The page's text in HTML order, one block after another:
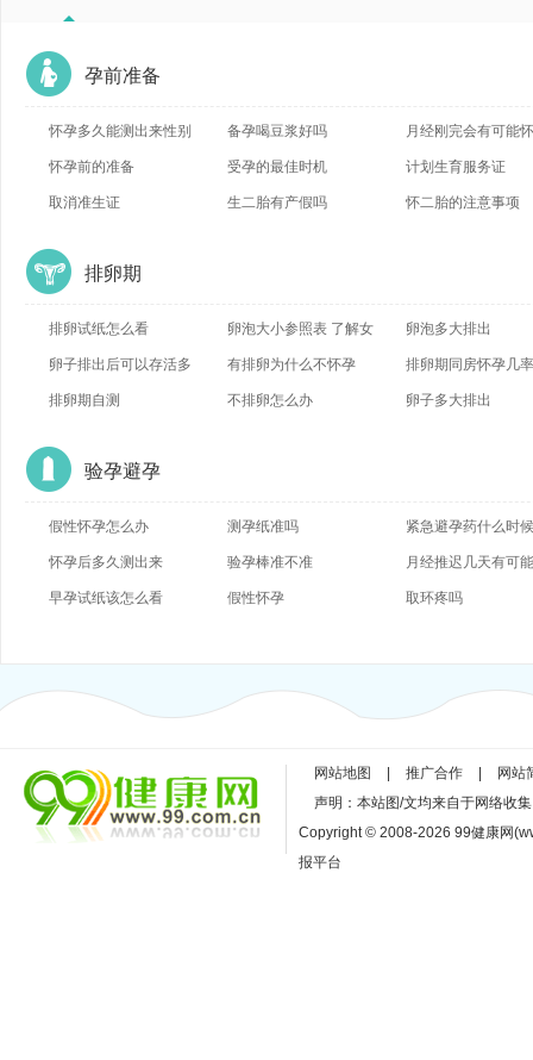
孕前准备
怀孕多久能测出来性别 备孕喝豆浆好吗 月经刚完会有可能
吗
怀孕前的准备 受孕的最佳时机 计划生育服务证
取消准生证 生二胎有产假吗 怀二胎的注意事项
排卵期
排卵试纸怎么看 卵泡大小参照表 了解女
性
卵泡多大排出
卵子排出后可以存活多
久
有排卵为什么不怀孕 排卵期同房怀孕几率
排卵期自测 不排卵怎么办 卵子多大排出
验孕避孕
假性怀孕怎么办 测孕纸准吗 紧急避孕药什么时
怀孕后多久测出来 验孕棒准不准 月经推迟几天有可
孕
早孕试纸该怎么看 假性怀孕 取环疼吗
网站地图 推广合作
网站
声明：本站图/文均来自于网络收
Copyright © 2008-2026 99健康网
报平台